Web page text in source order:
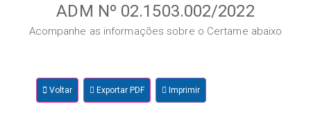
ADM Nº 02.1503.002/2022
Acompanhe as informações sobre o Certame abaixo
Voltar Exportar PDF Imprimir